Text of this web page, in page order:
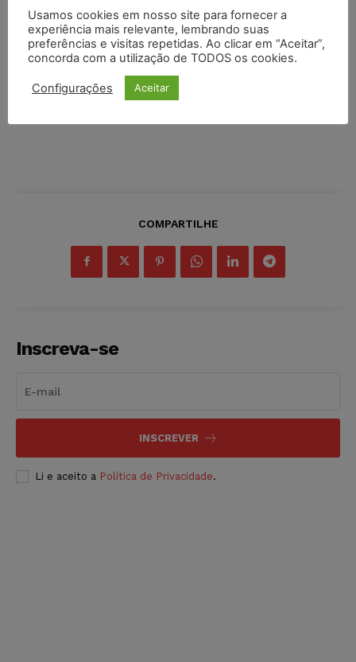
COMPARTILHE
Inscreva-se
INSCREVER
Li e aceito a Política de Privacidade.
Usamos cookies em nosso site para fornecer a
experiência mais relevante, lembrando suas
preferências e visitas repetidas. Ao clicar em “Aceitar”,
concorda com a utilização de TODOS os cookies.
Configurações Aceitar